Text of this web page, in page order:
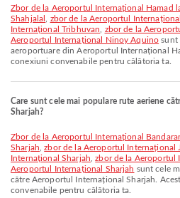
zbor de la Aeroportul Internațional Hamad la Aeroportul Internațional
Shahjalal
zbor de la Aeroportul
Internațional Tribhuvan
zbor de la
Aeroportul Internațional Ninoy Aquino sunt
aeroportuare din Aeroportul Internațional
conexiuni convenabile pentru călătoria ta.
Care sunt cele mai populare rute aeriene
Sharjah?
zbor de la Aeroportul Internațional Bandaranaike la Aeroportul Internațional
Sharjah ,zbor de la Aeroportul Internațional
Internațional Sharjah ,zbor de la Aeroportul
Aeroportul Internațional Sharjah sunt cele
către Aeroportul Internațional Sharjah.
convenabile pentru călătoria ta.